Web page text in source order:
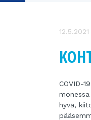
12.5.2021
COVID-
hyvä,